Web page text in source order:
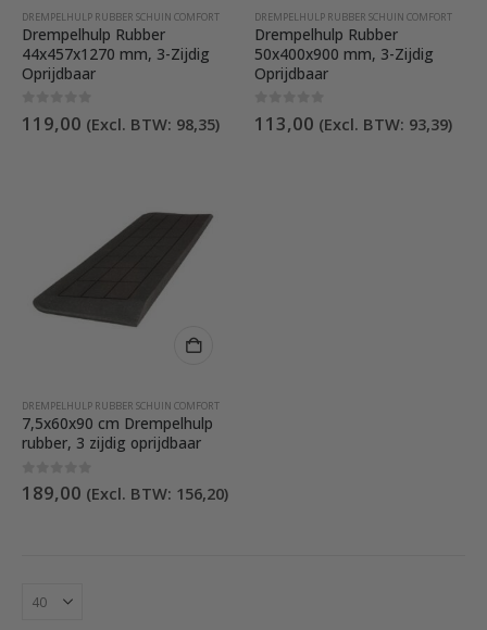
DREMPELHULP RUBBER SCHUIN COMFORT
Drempelhulp Rubber
44x457x1270 mm, 3-Zijdig
Oprijdbaar
0 out of 5
119,00 (Excl. BTW: 98,35)
DREMPELHULP RUBBER SCHUIN COMFORT
Drempelhulp Rubber
50x400x900 mm, 3-Zijdig
Oprijdbaar
0 out of 5
113,00 (Excl. BTW: 93,39)
DREMPELHULP RUBBER SCHUIN COMFORT
7,5x60x90 cm Drempelhulp
rubber, 3 zijdig oprijdbaar
0 out of 5
189,00 (Excl. BTW: 156,20)